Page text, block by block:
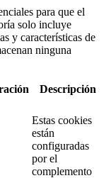
para que el
solo incluye
y características de
ninguna
Descripción
Estas cookies
están
configuradas
por el
complemento